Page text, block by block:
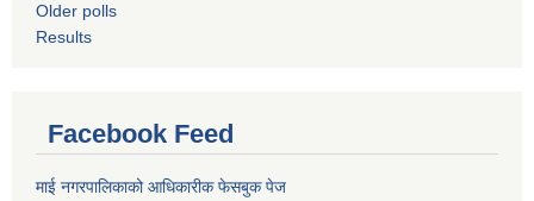
Older polls
Results
Facebook Feed
माई नगरपालिकाको आधिकारीक फेसबुक पेज